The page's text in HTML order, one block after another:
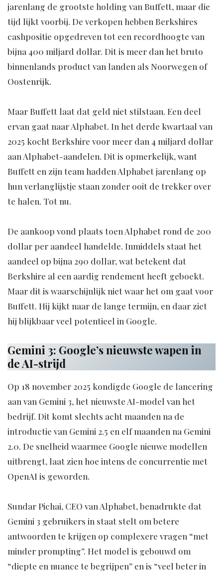
jarenlang de grootste holding van Buffett, maar die
tijd lijkt voorbij. De verkopen hebben Berkshires
cashpositie opgedreven tot een recordhoogte van
bijna 400 miljard dollar. Dit is meer dan het bruto
binnenlands product van landen als Noorwegen of
Oostenrijk.
Maar Buffett laat dat geld niet stilstaan. Een deel
ervan gaat naar Alphabet. In het derde kwartaal van
2025 kocht Berkshire voor meer dan 4 miljard dollar
aan Alphabet-aandelen. Dit is opmerkelijk, want
Buffett en zijn team hadden Alphabet jarenlang op
hun verlanglijstje staan zonder ooit de trekker over
te halen. Tot nu.
De aankoop vond plaats toen Alphabet rond de 200
dollar per aandeel handelde. Inmiddels staat het
aandeel op bijna 290 dollar, wat betekent dat
Berkshire al een aardig rendement heeft geboekt.
Maar dit is waarschijnlijk niet waar het om gaat voor
Buffett. Hij kijkt naar de lange termijn, en daar ziet
hij blijkbaar veel potentieel in Google.
Gemini 3: Google’s nieuwste wapen in
de AI-strijd
Op 18 november 2025 kondigde Google de lancering
aan van Gemini 3, het nieuwste AI-model van het
bedrijf. Dit komt slechts acht maanden na de
introductie van Gemini 2.5 en elf maanden na Gemini
2.0. De snelheid waarmee Google nieuwe modellen
uitbrengt, laat zien hoe intens de concurrentie met
OpenAI is geworden.
Sundar Pichai, CEO van Alphabet, benadrukte dat
Gemini 3 gebruikers in staat stelt om betere
antwoorden te krijgen op complexere vragen “met
minder prompting”. Het model is gebouwd om
“diepte en nuance te begrijpen” en is “veel beter in